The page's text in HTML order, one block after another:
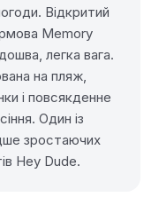
Відкритий
Memory
легка вага.
на пляж,
і повсякденне
Один із
зростаючих
Hey Dude.